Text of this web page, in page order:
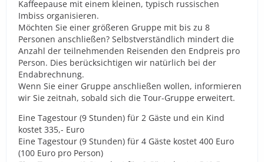
Kaffeepause mit einem kleinen, typisch russischen
Imbiss organisieren.
Möchten Sie einer größeren Gruppe mit bis zu 8
Personen anschließen? Selbstverständlich mindert die
Anzahl der teilnehmenden Reisenden den Endpreis pro
Person. Dies berücksichtigen wir natürlich bei der
Endabrechnung.
Wenn Sie einer Gruppe anschließen wollen, informieren
wir Sie zeitnah, sobald sich die Tour-Gruppe erweitert.
Eine Tagestour (9 Stunden) für 2 Gäste und ein Kind
kostet 335,- Euro
Eine Tagestour (9 Stunden) für 4 Gäste kostet 400 Euro
(100 Euro pro Person)